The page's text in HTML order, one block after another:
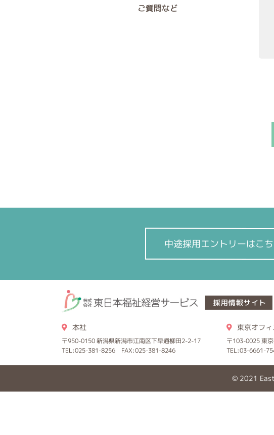
ご質問など
中途採用エントリーはこ
本社
〒950-0150 新潟県新潟市江南区下早通柳田2-2-17
TEL:025-381-8256 FAX:025-381-8246
東京オフィ
〒103-0025 東
TEL:03-6661-
© 2021